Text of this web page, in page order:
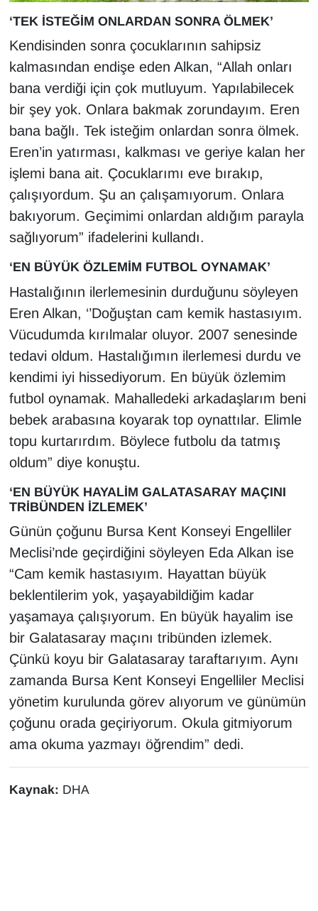
‘TEK İSTEĞİM ONLARDAN SONRA ÖLMEK’
Kendisinden sonra çocuklarının sahipsiz
kalmasından endişe eden Alkan, “Allah onları
bana verdiği için çok mutluyum. Yapılabilecek
bir şey yok. Onlara bakmak zorundayım. Eren
bana bağlı. Tek isteğim onlardan sonra ölmek.
Eren’in yatırması, kalkması ve geriye kalan her
işlemi bana ait. Çocuklarımı eve bırakıp,
çalışıyordum. Şu an çalışamıyorum. Onlara
bakıyorum. Geçimimi onlardan aldığım parayla
sağlıyorum” ifadelerini kullandı.
‘EN BÜYÜK ÖZLEMİM FUTBOL OYNAMAK’
Hastalığının ilerlemesinin durduğunu söyleyen
Eren Alkan, ‘’Doğuştan cam kemik hastasıyım.
Vücudumda kırılmalar oluyor. 2007 senesinde
tedavi oldum. Hastalığımın ilerlemesi durdu ve
kendimi iyi hissediyorum. En büyük özlemim
futbol oynamak. Mahalledeki arkadaşlarım beni
bebek arabasına koyarak top oynattılar. Elimle
topu kurtarırdım. Böylece futbolu da tatmış
oldum” diye konuştu.
‘EN BÜYÜK HAYALİM GALATASARAY MAÇINI
TRİBÜNDEN İZLEMEK’
Günün çoğunu Bursa Kent Konseyi Engelliler
Meclisi’nde geçirdiğini söyleyen Eda Alkan ise
“Cam kemik hastasıyım. Hayattan büyük
beklentilerim yok, yaşayabildiğim kadar
yaşamaya çalışıyorum. En büyük hayalim ise
bir Galatasaray maçını tribünden izlemek.
Çünkü koyu bir Galatasaray taraftarıyım. Aynı
zamanda Bursa Kent Konseyi Engelliler Meclisi
yönetim kurulunda görev alıyorum ve günümün
çoğunu orada geçiriyorum. Okula gitmiyorum
ama okuma yazmayı öğrendim” dedi.
Kaynak: DHA